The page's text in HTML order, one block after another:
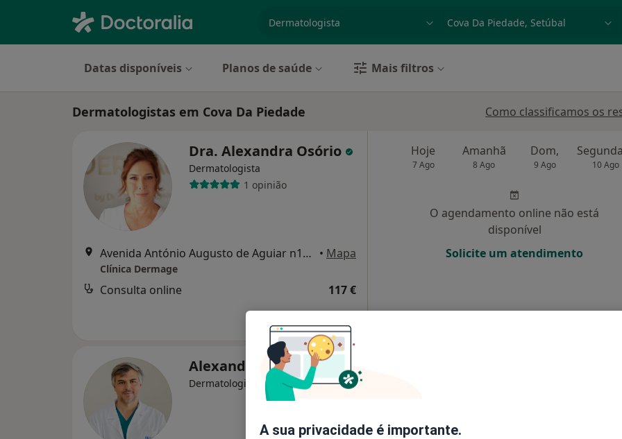
Datas disponíveis Planos de saúde Mais filtros
Dermatologistas em Cova Da Piedade Como classificamos os
Dra. Alexandra Osório
Dermatologista
1 opinião
Avenida António Augusto de Aguiar n17, Lisboa • Mapa
Clínica Dermage
Consulta online 117 €
Hoje
7 Ago
Amanhã
8 Ago
Dom,
9 Ago 10 Ago
O agendamento online não está
disponível
Solicite um atendimento
Alexandre João
Dermatologista
O agendamento online não está
A sua privacidade é importante.